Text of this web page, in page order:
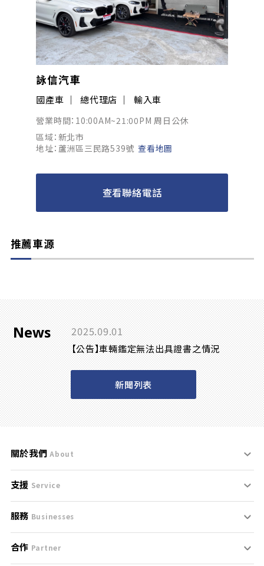
詠信汽車
國產車 總代理店 輸入車
營業時間：10:00AM~21:00PM 周日公休
區域：新北市
地址：蘆洲區三民路539號 查看地圖
查看聯絡電話
推薦車源
News 2025.09.01
【公告】車輛鑑定無法出具證書之情況
新聞列表
關於我們 About
刊登規範
服務條款
免責聲明
支援 Service
支援中心
聯絡我們
服務 Businesses
什麼是Goo鑑定？
合作 Partner